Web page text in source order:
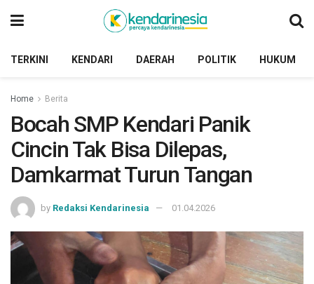
TERKINI KENDARI DAERAH POLITIK HUKUM
Home Berita
Bocah SMP Kendari Panik
Cincin Tak Bisa Dilepas,
Damkarmat Turun Tangan
by Redaksi Kendarinesia 01.04.2026